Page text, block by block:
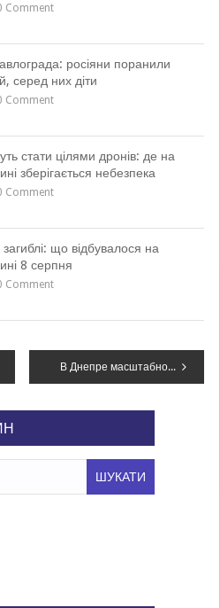
Comment
росіяни поранили
серед них діти
Comment
стати цілями дронів: де на
зберігається небезпека
Comment
що відбувалося на
8 серпня
Comment
В Днепре масштабное ДТП: столкнулись 4 автомобиля, – ФОТО, ВИДЕО